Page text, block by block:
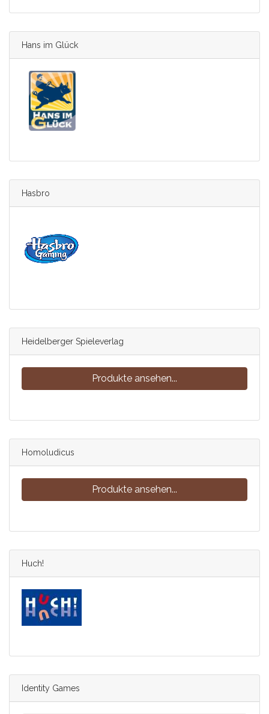
Hans im Glück
Hasbro
Heidelberger Spieleverlag
Produkte ansehen...
Homoludicus
Produkte ansehen...
Huch!
Identity Games